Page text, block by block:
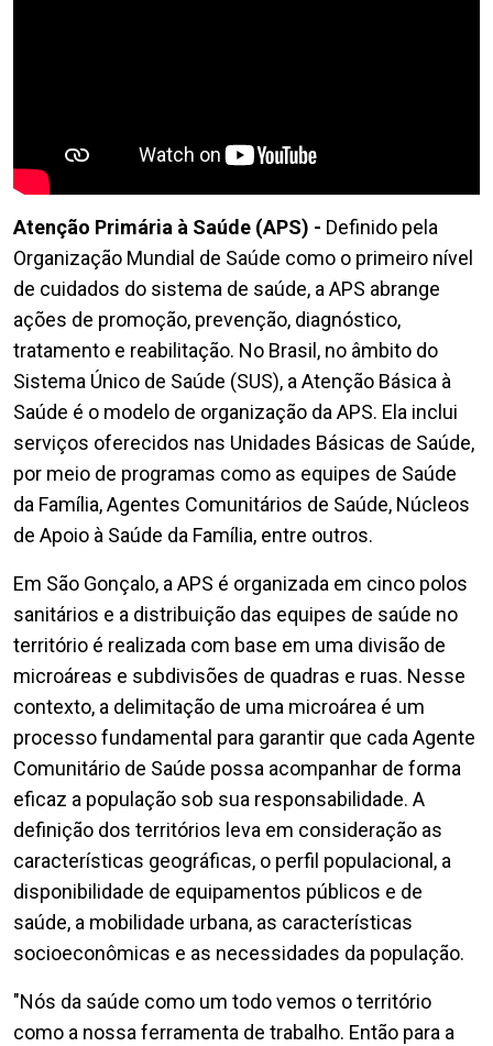
Atenção Primária à Saúde (APS) - Definido pela
Organização Mundial de Saúde como o primeiro nível
de cuidados do sistema de saúde, a APS abrange
ações de promoção, prevenção, diagnóstico,
tratamento e reabilitação. No Brasil, no âmbito do
Sistema Único de Saúde (SUS), a Atenção Básica à
Saúde é o modelo de organização da APS. Ela inclui
serviços oferecidos nas Unidades Básicas de Saúde,
por meio de programas como as equipes de Saúde
da Família, Agentes Comunitários de Saúde, Núcleos
de Apoio à Saúde da Família, entre outros.
Em São Gonçalo, a APS é organizada em cinco polos
sanitários e a distribuição das equipes de saúde no
território é realizada com base em uma divisão de
microáreas e subdivisões de quadras e ruas. Nesse
contexto, a delimitação de uma microárea é um
processo fundamental para garantir que cada Agente
Comunitário de Saúde possa acompanhar de forma
eficaz a população sob sua responsabilidade. A
definição dos territórios leva em consideração as
características geográficas, o perfil populacional, a
disponibilidade de equipamentos públicos e de
saúde, a mobilidade urbana, as características
socioeconômicas e as necessidades da população.
"Nós da saúde como um todo vemos o território
como a nossa ferramenta de trabalho. Então para a